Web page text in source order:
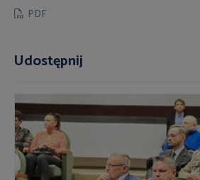
PDF
Udostępnij